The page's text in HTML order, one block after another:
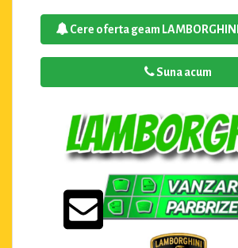
Cere oferta geam
Suna acum